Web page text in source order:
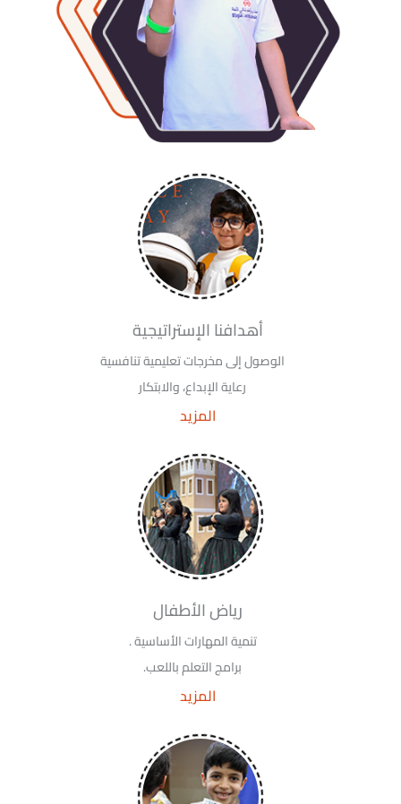
أهدافنا الإستراتيجية
الوصول إلى مخرجات تعليمية تنافسية
رعاية الإبداع، والابتكار
المزيد
رياض الأطفال
تنمية المهارات الأساسية .
برامج التعلم باللعب.
المزيد